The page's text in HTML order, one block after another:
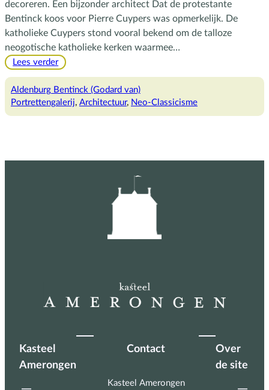
decoreren. Een bijzonder architect Dat de protestante
Bentinck koos voor Pierre Cuypers was opmerkelijk. De
katholieke Cuypers stond vooral bekend om de talloze
neogotische katholieke kerken waarmee…
Lees verder:
Cuypers
op
Aldenburg Bentinck (Godard van)
Portrettengalerij, Architectuur, Neo-Classicisme
Kasteel
Amerongen
Contact
Kasteel Amerongen
Over
de site